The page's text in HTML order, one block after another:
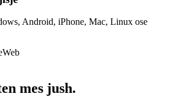
Android, iPhone, Mac, Linux ose
Web
mes jush.